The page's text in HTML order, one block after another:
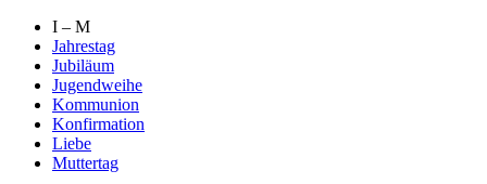
I – M
Jahrestag
Jubiläum
Jugendweihe
Kommunion
Konfirmation
Liebe
Muttertag